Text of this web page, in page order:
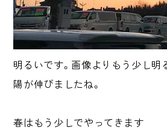
明るいです。画像よりもう少し明
陽が伸びましたね。
春はもう少しでやってきます